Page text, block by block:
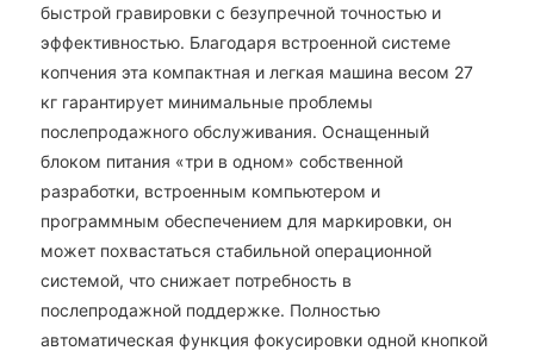
быстрой гравировки с безупречной точностью и
эффективностью. Благодаря встроенной системе
копчения эта компактная и легкая машина весом 27
кг гарантирует минимальные проблемы
послепродажного обслуживания. Оснащенный
блоком питания «три в одном» собственной
разработки, встроенным компьютером и
программным обеспечением для маркировки, он
может похвастаться стабильной операционной
системой, что снижает потребность в
послепродажной поддержке. Полностью
автоматическая функция фокусировки одной кнопкой